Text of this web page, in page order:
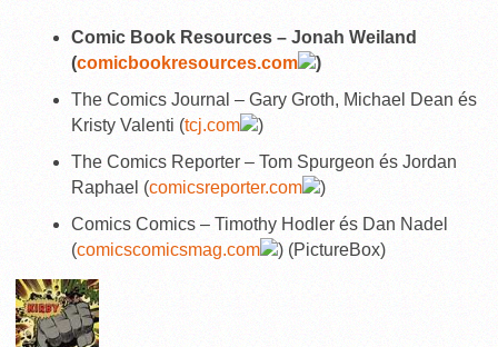
Comic Book Resources – Jonah Weiland
(comicbookresources.com
)
The Comics Journal – Gary Groth, Michael Dean és
Kristy Valenti (tcj.com
)
The Comics Reporter – Tom Spurgeon és Jordan
Raphael (comicsreporter.com
)
Comics Comics – Timothy Hodler és Dan Nadel
(comicscomicsmag.com ) (PictureBox)